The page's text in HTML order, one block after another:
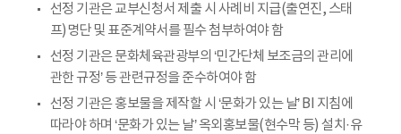
선정 기관은 교부신청서 제출 시 사례비 지급(출연진, 스태
프)명단 및 표준계약서를 필수 첨부하여야 함
선정 기관은 문화체육관광부의 ‘민간단체 보조금의 관리에
관한 규정’ 등 관련규정을 준수하여야 함
선정 기관은 홍보물을 제작할 시 ‘문화가 있는 날’ BI 지침에
따라야 하며 ‘문화가 있는 날’ 옥외홍보물(현수막 등) 설치·유